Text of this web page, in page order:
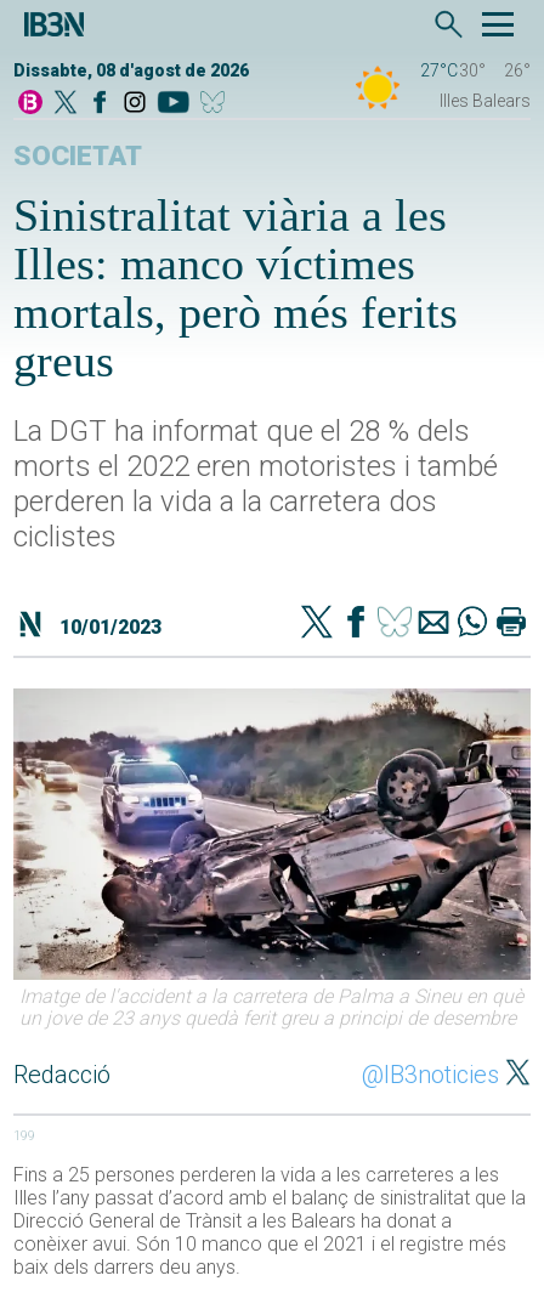
Dissabte, 08 d'agost de 2026 27°C30°
26°
Illes Balears
SOCIETAT
Sinistralitat viària a les
Illes: manco víctimes
mortals, però més ferits
greus
La DGT ha informat que el 28 % dels
morts el 2022 eren motoristes i també
perderen la vida a la carretera dos
ciclistes
10/01/2023
Imatge de l'accident a la carretera de Palma a Sineu en què
un jove de 23 anys quedà ferit greu a principi de desembre
Redacció @IB3noticies
199
Fins a 25 persones perderen la vida a les carreteres a les
Illes l’any passat d’acord amb el balanç de sinistralitat que la
Direcció General de Trànsit a les Balears ha donat a
conèixer avui. Són 10 manco que el 2021 i el registre més
baix dels darrers deu anys.